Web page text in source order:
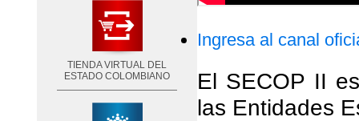
TIENDA VIRTUAL DEL
ESTADO COLOMBIANO
Ingresa al canal
El SECOP II
las Entidades